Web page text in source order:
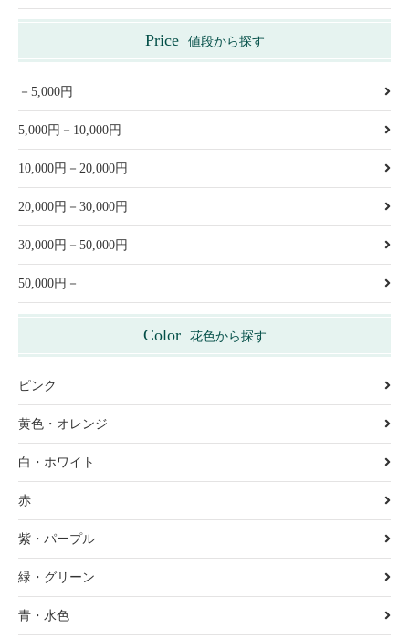
Price 値段から探す
－5,000円
5,000円－10,000円
10,000円－20,000円
20,000円－30,000円
30,000円－50,000円
50,000円－
Color 花色から探す
ピンク
黄色・オレンジ
白・ホワイト
赤
紫・パープル
緑・グリーン
青・水色